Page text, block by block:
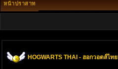
หน้าปราสาท
HOGWARTS THAI - ฮอกวอตส์ไทย